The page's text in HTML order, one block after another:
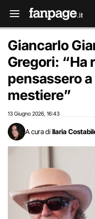
Giancarlo
Gregori: “Ha
pensassero
mestiere”
13 Giugno 2026 16:43
A cura di Ilaria